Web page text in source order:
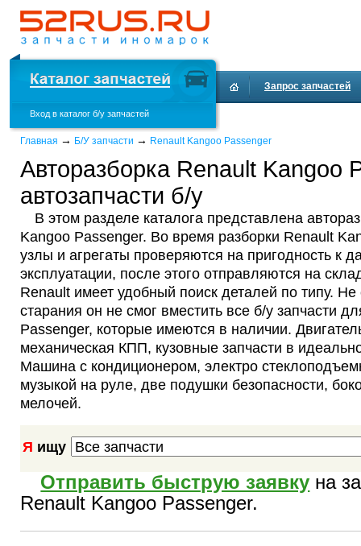
Вход в каталог б/у запчастей
Запрос запчастей
Главная → Б/У запчасти → Renault Kangoo Passenger
Авторазборка Renault Kangoo
автозапчасти б/у
В этом разделе каталога представлена
Kangoo Passenger. Во время разборки Renault
узлы и агрегаты проверяются на пригодность к
эксплуатации, после этого отправляются на
Renault имеет удобный поиск деталей по типу. Не
старания он не смог вместить все б/у запчасти
Passenger, которые имеются в наличии.
механическая КПП, кузовные запчасти в
Машина с кондиционером, электро
музыкой на руле, две подушки безопасности,
мелочей.
Я ищу
Отправить быструю заявку на
Renault Kangoo Passenger.